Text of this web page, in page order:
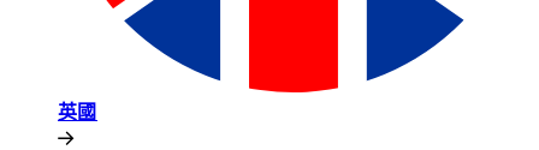
英國​​